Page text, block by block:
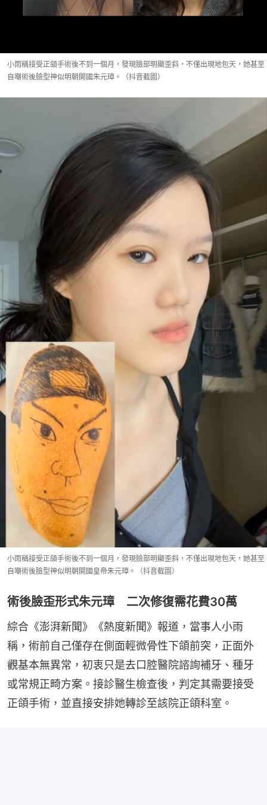
小雨稱接受正頜手術後不到一個月，發現臉部明顯歪斜，不僅出現地包天，她甚至
自嘲術後臉型神似明朝開國朱元璋。（抖音截圖）
小雨稱接受正頜手術後不到一個月，發現臉部明顯歪斜，不僅出現地包天，她甚至
自嘲術後臉型神似明朝開國皇帝朱元璋。（抖音截圖）
術後臉歪形式朱元璋 二次修復需花費30萬
綜合《澎湃新聞》《熱度新聞》報道，當事人小雨
稱，術前自己僅存在側面輕微骨性下頜前突，正面外
觀基本無異常，初衷只是去口腔醫院諮詢補牙、種牙
或常規正畸方案。接診醫生檢查後，判定其需要接受
正頜手術，並直接安排她轉診至該院正頜科室。